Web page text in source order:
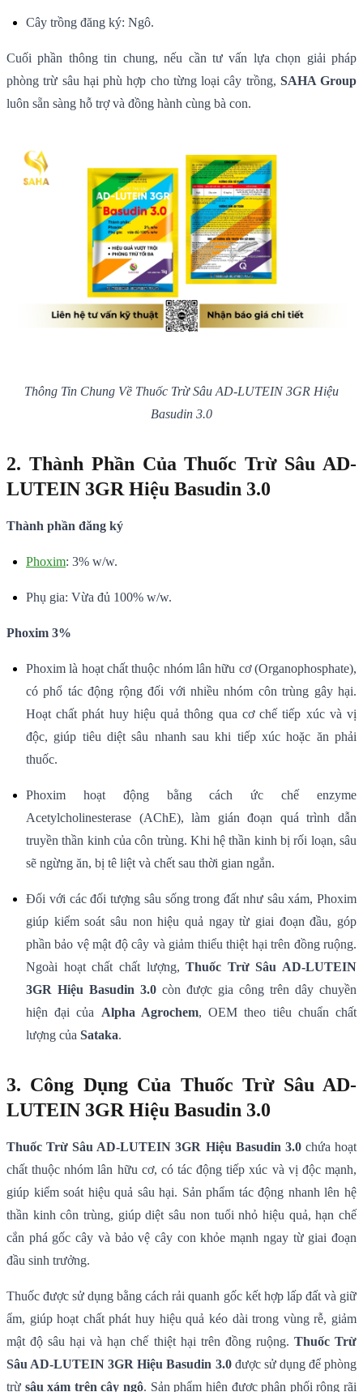
Cây trồng đăng ký: Ngô.
Cuối phần thông tin chung, nếu cần tư vấn lựa chọn giải pháp
phòng trừ sâu hại phù hợp cho từng loại cây trồng, SAHA Group
luôn sẵn sàng hỗ trợ và đồng hành cùng bà con.
Thông Tin Chung Về Thuốc Trừ Sâu AD-LUTEIN 3GR Hiệu
Basudin 3.0
2. Thành Phần Của Thuốc Trừ Sâu AD-
LUTEIN 3GR Hiệu Basudin 3.0
Thành phần đăng ký
Phoxim: 3% w/w.
Phụ gia: Vừa đủ 100% w/w.
Phoxim 3%
Phoxim là hoạt chất thuộc nhóm lân hữu cơ (Organophosphate),
có phổ tác động rộng đối với nhiều nhóm côn trùng gây hại.
Hoạt chất phát huy hiệu quả thông qua cơ chế tiếp xúc và vị
độc, giúp tiêu diệt sâu nhanh sau khi tiếp xúc hoặc ăn phải
thuốc.
Phoxim hoạt động bằng cách ức chế enzyme
Acetylcholinesterase (AChE), làm gián đoạn quá trình dẫn
truyền thần kinh của côn trùng. Khi hệ thần kinh bị rối loạn, sâu
sẽ ngừng ăn, bị tê liệt và chết sau thời gian ngắn.
Đối với các đối tượng sâu sống trong đất như sâu xám, Phoxim
giúp kiểm soát sâu non hiệu quả ngay từ giai đoạn đầu, góp
phần bảo vệ mật độ cây và giảm thiểu thiệt hại trên đồng ruộng.
Ngoài hoạt chất chất lượng,Thuốc Trừ Sâu AD-LUTEIN
3GR Hiệu Basudin 3.0 còn được gia công trên dây chuyền
hiện đại của Alpha Agrochem, OEM theo tiêu chuẩn chất
lượng của Sataka.
3. Công Dụng Của Thuốc Trừ Sâu AD-
LUTEIN 3GR Hiệu Basudin 3.0
Thuốc Trừ Sâu AD-LUTEIN 3GR Hiệu Basudin 3.0chứa hoạt
chất thuộc nhóm lân hữu cơ, có tác động tiếp xúc và vị độc mạnh,
giúp kiểm soát hiệu quả sâu hại. Sản phẩm tác động nhanh lên hệ
thần kinh côn trùng, giúp diệt sâu non tuổi nhỏ hiệu quả, hạn chế
cắn phá gốc cây và bảo vệ cây con khỏe mạnh ngay từ giai đoạn
đầu sinh trưởng.
Thuốc được sử dụng bằng cách rải quanh gốc kết hợp lấp đất và giữ
ẩm, giúp hoạt chất phát huy hiệu quả kéo dài trong vùng rễ, giảm
mật độ sâu hại và hạn chế thiệt hại trên đồng ruộng. Thuốc Trừ
Sâu AD-LUTEIN 3GR Hiệu Basudin 3.0được sử dụng để phòng
trừ sâu xám trên cây ngô. Sản phẩm hiện được phân phối rộng rãi